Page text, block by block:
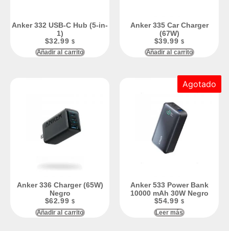
Anker 332 USB-C Hub (5-in-
1)
$32.99 $
Añadir al carrito
Anker 335 Car Charger
(67W)
$39.99 $
Añadir al carrito
Anker 336 Charger (65W)
Negro
$62.99 $
Añadir al carrito
Agotado
Anker 533 Power Bank
10000 mAh 30W Negro
$54.99 $
Leer más